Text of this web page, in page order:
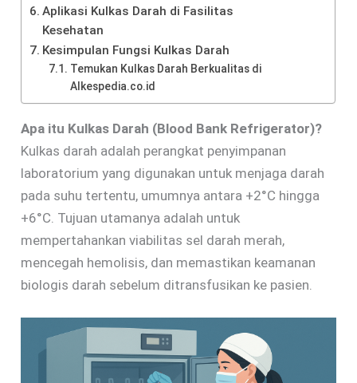
Aplikasi Kulkas Darah di Fasilitas
Kesehatan
Kesimpulan Fungsi Kulkas Darah
Temukan Kulkas Darah Berkualitas di
Alkespedia.co.id
Apa itu Kulkas Darah (Blood Bank Refrigerator)?
Kulkas darah adalah perangkat penyimpanan
laboratorium yang digunakan untuk menjaga darah
pada suhu tertentu, umumnya antara +2°C hingga
+6°C. Tujuan utamanya adalah untuk
mempertahankan viabilitas sel darah merah,
mencegah hemolisis, dan memastikan keamanan
biologis darah sebelum ditransfusikan ke pasien.